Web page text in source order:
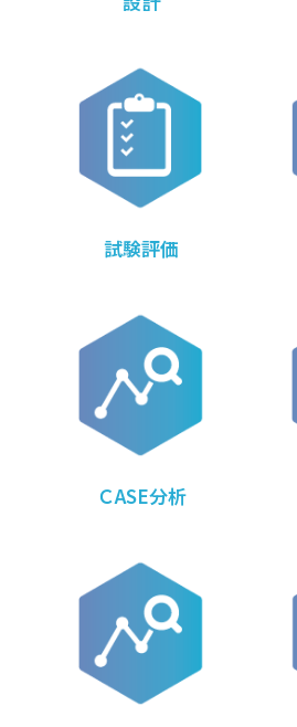
試験評価
ＣASE分析